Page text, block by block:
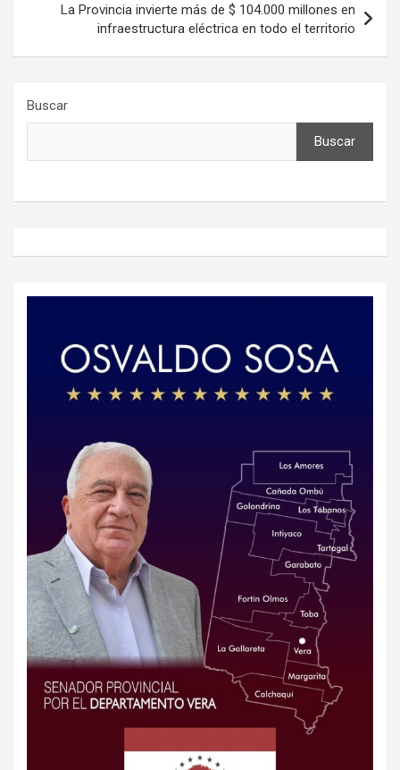
La Provincia invierte más de $ 104.000 millones en
infraestructura eléctrica en todo el territorio
Buscar
Buscar